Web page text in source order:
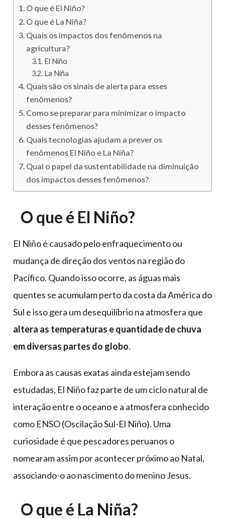
O que é El Niño?
O que é La Niñ​a?
Quais os impactos dos fenômenos na
agricultura?
El Niño
La Niña
Quais são os sinais de alerta para esses
fenômenos?
Como se preparar para minimizar o impacto
desses fenômenos?
Quais tecnologias ajudam a prever os
fenômenos El Niño e La Niña?
Qual o papel da sustentabilidade na diminuição
dos impactos desses fenômenos?
O que é El Niño?
​​El Niño é causado pelo enfraquecimento ou
mudança de direção dos ventos na região do
Pacífico. Quando isso ocorre, as águas mais
quentes se acumulam perto da costa da América do
Sul e isso gera um desequilíbrio na atmosfera que
altera as temperaturas e quantidade de chuva
em diversas partes do globo.
Embora as causas exatas ainda estejam sendo
estudadas, El Niño faz parte de um ciclo natural de
interação entre o oceano e a atmosfera conhecido
como ENSO (Oscilação Sul-El Niño). Uma
curiosidade é que pescadores peruanos o
nomearam assim por acontecer próximo ao Natal,
associando-o ao nascimento do menino Jesus.
O que é La Niñ​a?